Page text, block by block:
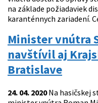
na základe požiadaviek
karanténnych zariadení.
Minister vnútra
navštívil aj
Bratislave
24. 04. 2020Na hasičskej